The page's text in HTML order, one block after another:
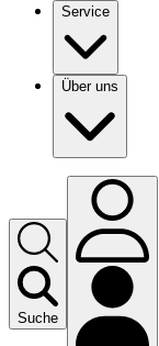
Service
Über uns
Suche